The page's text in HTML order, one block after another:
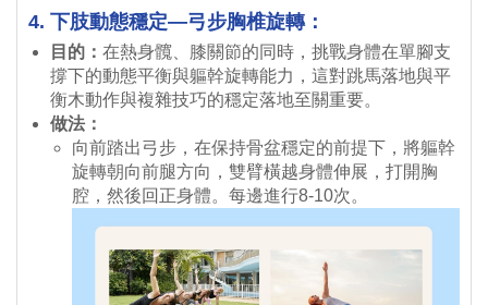
4. 下肢動態穩定—弓步胸椎旋轉：
目的： 在熱身髖、膝關節的同時，挑戰身體在單腳支
撐下的動態平衡與軀幹旋轉能力，這對跳馬落地與平
衡木動作與複雜技巧的穩定落地至關重要。
做法：
向前踏出弓步，在保持骨盆穩定的前提下，將軀幹
旋轉朝向前腿方向，雙臂橫越身體伸展，打開胸
腔，然後回正身體。每邊進行8-10次。